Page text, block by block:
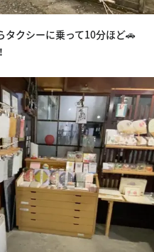
タクシーに乗って10分ほど🚗